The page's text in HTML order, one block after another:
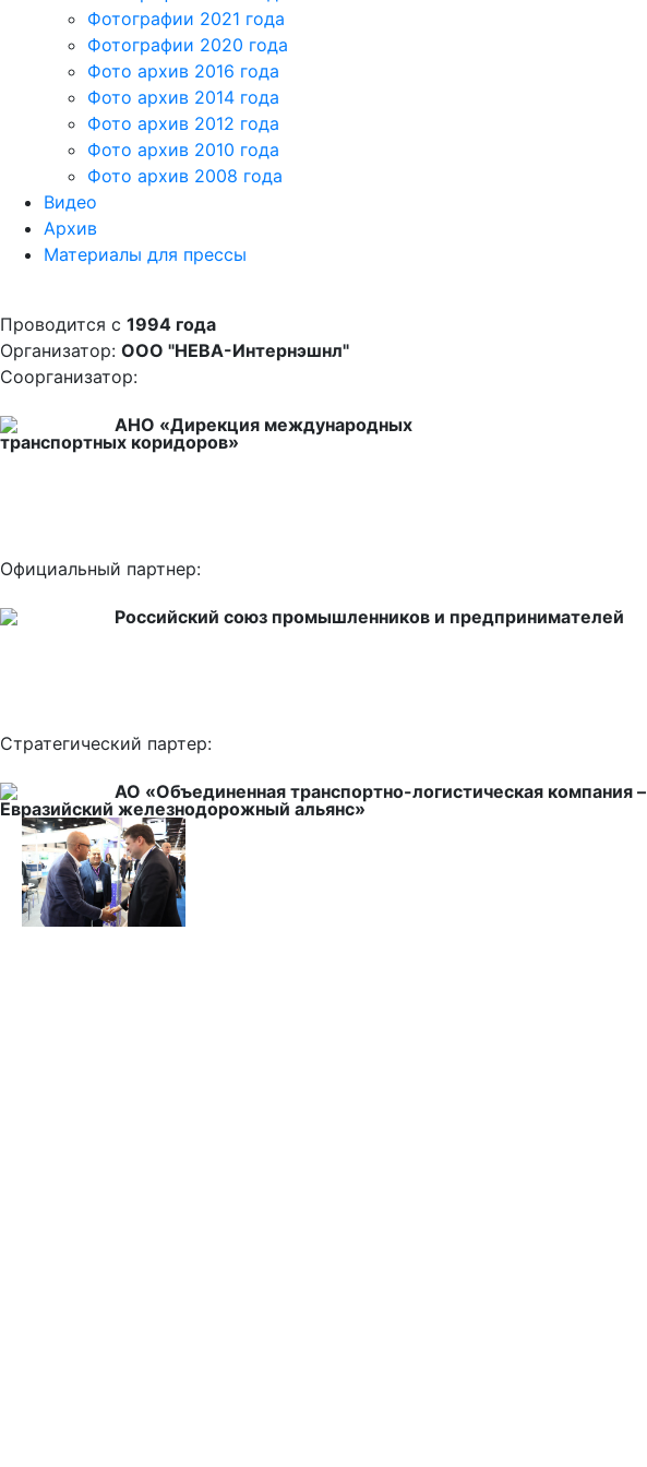
Фотографии 2021 года
Фотографии 2020 года
Фото архив 2016 года
Фото архив 2014 года
Фото архив 2012 года
Фото архив 2010 года
Фото архив 2008 года
Видео
Архив
Материалы для прессы
Проводится с 1994 года
Организатор: ООО "НЕВА-Интернэшнл"
Соорганизатор:
АНО «Дирекция международных
транспортных коридоров»
Официальный партнер:
Российский союз промышленников и предпринимателей
Стратегический партер:
АО «Объединенная транспортно-логистическая компания –
Евразийский железнодорожный альянс»